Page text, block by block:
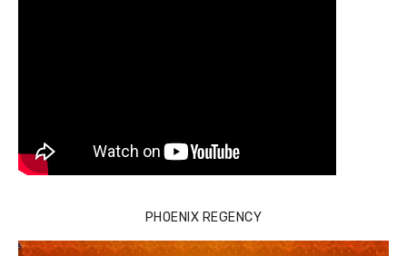
PHOENIX REGENCY